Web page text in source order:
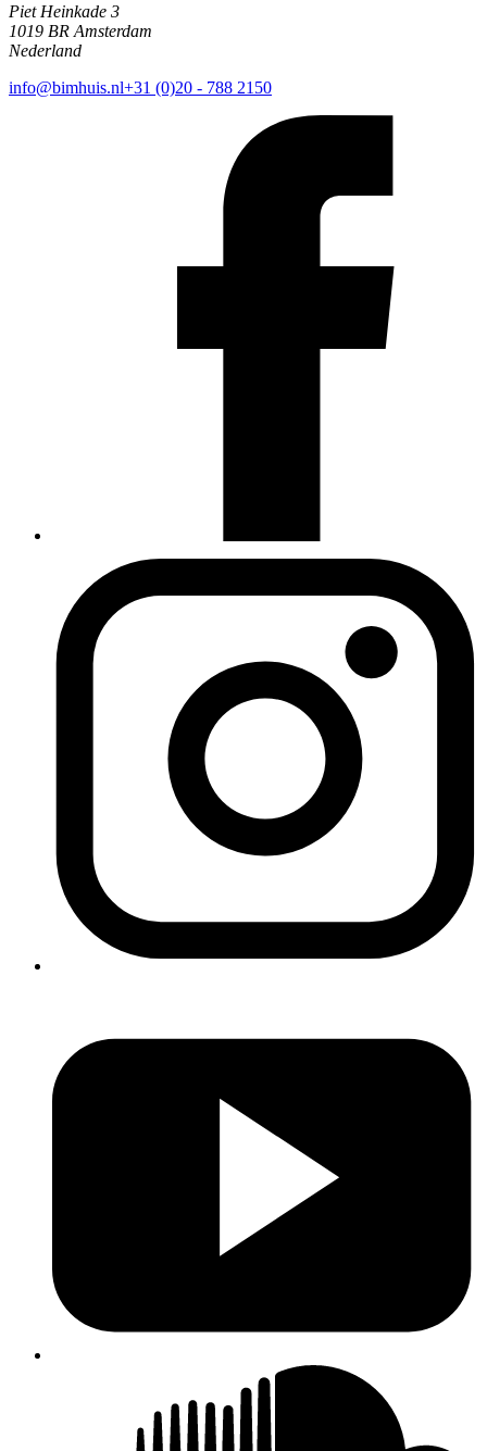
Piet Heinkade 3
1019 BR Amsterdam
Nederland
info@bimhuis.nl+31 (0)20 - 788 2150